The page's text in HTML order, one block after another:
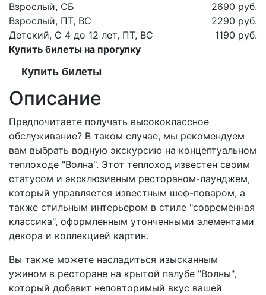
Взрослый, СБ
2690 руб.
Взрослый, ПТ, ВС
2290 руб.
Детский, С 4 до 12 лет, ПТ, ВС
1190 руб.
Купить билеты на прогулку
Купить билеты
Описание
Предпочитаете получать высококлассное
обслуживание? В таком случае, мы рекомендуем
вам выбрать водную экскурсию на концептуальном
теплоходе "Волна". Этот теплоход известен своим
статусом и эксклюзивным рестораном-лаунджем,
который управляется известным шеф-поваром, а
также стильным интерьером в стиле "современная
классика", оформленным утонченными элементами
декора и коллекцией картин.
Вы также можете насладиться изысканным
ужином в ресторане на крытой палубе "Волны",
который добавит неповторимый вкус вашей